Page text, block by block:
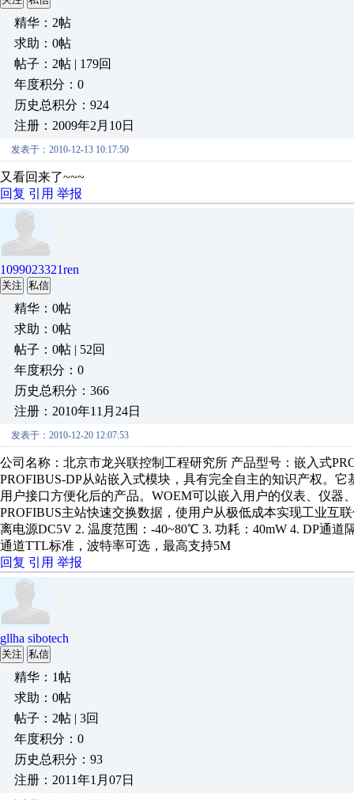
精华：2帖
求助：0帖
帖子：2帖 | 179回
年度积分：0
历史总积分：924
注册：2009年2月10日
发表于：2010-12-13 10:17:50
又看回来了~~~
回复 引用 举报
1099023321ren
关注 私信
精华：0帖
求助：0帖
帖子：0帖 | 52回
年度积分：0
历史总积分：366
注册：2010年11月24日
发表于：2010-12-20 12:07:53
公司名称：北京市龙兴联控制工程研究所 产品型号：嵌入式
PROFIBUS-DP从站嵌入式模块，具有完全自主的知识产权。
用户接口方便化后的产品。WOEM可以嵌入用户的仪表、仪
PROFIBUS主站快速交换数据，使用户从极低成本实现工业互
离电源DC5V 2. 温度范围：-40~80℃ 3. 功耗：40mW 4. DP通道
通道TTL标准，波特率可选，最高支持5M
回复 引用 举报
gllha sibotech
关注 私信
精华：1帖
求助：0帖
帖子：2帖 | 3回
年度积分：0
历史总积分：93
注册：2011年1月07日